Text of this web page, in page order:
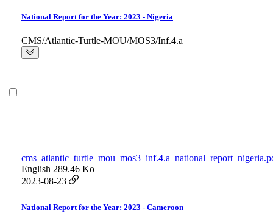
National Report for the Year: 2023 - Nigeria
CMS/Atlantic-Turtle-MOU/MOS3/Inf.4.a
English 289.46 Ko
2023-08-23
National Report for the Year: 2023 - Cameroon